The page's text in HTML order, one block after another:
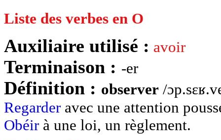
Liste des verbes en O
Auxiliaire utilisé : avoir
Terminaison : -er
Définition : observer /
Regarder avec une attention
Obéir à une loi, un règlement.